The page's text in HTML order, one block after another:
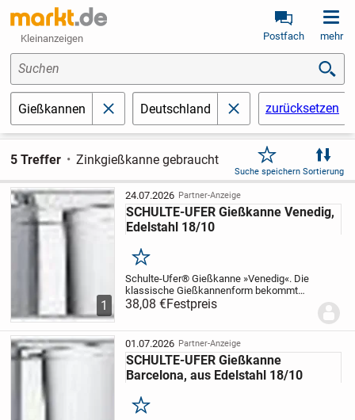
Kleinanzeigen Postfach mehr
Suchen
Gießkannen schließenDeutschland schließenzurücksetzen
5 Treffer Zinkgießkanne gebraucht
Suche speichern Sortierung
1
24.07.2026 Partner-Anzeige
SCHULTE-UFER Gießkanne Venedig,
Edelstahl 18/10
Merken
Schulte-Ufer® Gießkanne »Venedig«. Die
klassische Gießkannenform bekommt
mit Modell »Venedig« einen modernen,
eleganten Look aus glänzendem
Ausgießform und die angenehm...
38,08 €Festpreis
01.07.2026 Partner-Anzeige
SCHULTE-UFER Gießkanne
Barcelona, aus Edelstahl 18/10
Merken